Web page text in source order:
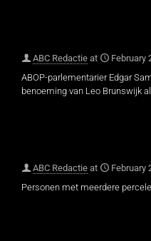
ABC Redactie at
February
ABOP-parlementarier Edgar
benoeming van Leo Brunswijk
ABC Redactie at
February
Personen met meerdere